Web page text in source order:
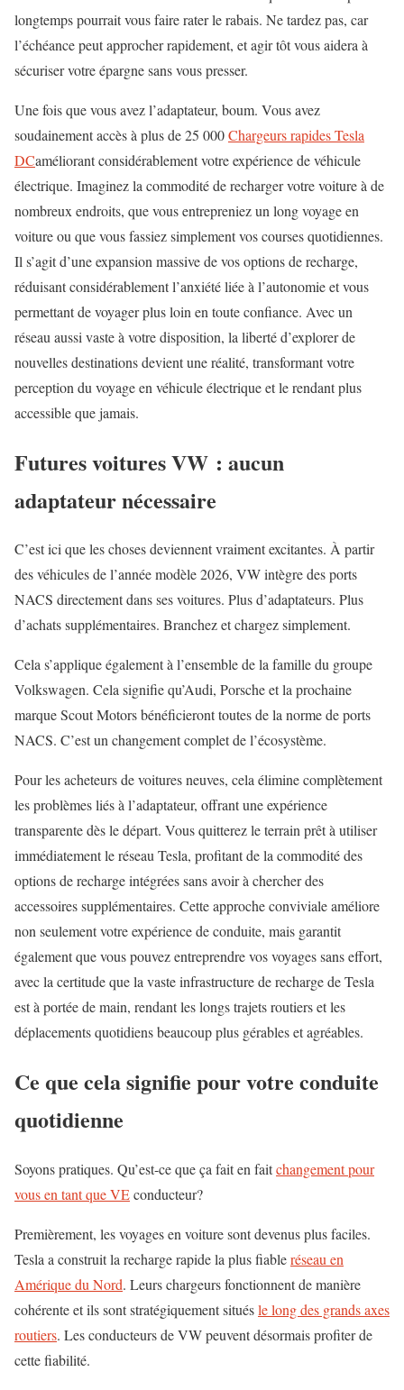
longtemps pourrait vous faire rater le rabais. Ne tardez pas, car
l’échéance peut approcher rapidement, et agir tôt vous aidera à
sécuriser votre épargne sans vous presser.
Une fois que vous avez l’adaptateur, boum. Vous avez
soudainement accès à plus de 25 000Chargeurs rapides Tesla
DCaméliorant considérablement votre expérience de véhicule
électrique. Imaginez la commodité de recharger votre voiture à de
nombreux endroits, que vous entrepreniez un long voyage en
voiture ou que vous fassiez simplement vos courses quotidiennes.
Il s’agit d’une expansion massive de vos options de recharge,
réduisant considérablement l’anxiété liée à l’autonomie et vous
permettant de voyager plus loin en toute confiance. Avec un
réseau aussi vaste à votre disposition, la liberté d’explorer de
nouvelles destinations devient une réalité, transformant votre
perception du voyage en véhicule électrique et le rendant plus
accessible que jamais.
Futures voitures VW : aucun
adaptateur nécessaire
C’est ici que les choses deviennent vraiment excitantes. À partir
des véhicules de l’année modèle 2026, VW intègre des ports
NACS directement dans ses voitures. Plus d’adaptateurs. Plus
d’achats supplémentaires. Branchez et chargez simplement.
Cela s’applique également à l’ensemble de la famille du groupe
Volkswagen. Cela signifie qu’Audi, Porsche et la prochaine
marque Scout Motors bénéficieront toutes de la norme de ports
NACS. C’est un changement complet de l’écosystème.
Pour les acheteurs de voitures neuves, cela élimine complètement
les problèmes liés à l’adaptateur, offrant une expérience
transparente dès le départ. Vous quitterez le terrain prêt à utiliser
immédiatement le réseau Tesla, profitant de la commodité des
options de recharge intégrées sans avoir à chercher des
accessoires supplémentaires. Cette approche conviviale améliore
non seulement votre expérience de conduite, mais garantit
également que vous pouvez entreprendre vos voyages sans effort,
avec la certitude que la vaste infrastructure de recharge de Tesla
est à portée de main, rendant les longs trajets routiers et les
déplacements quotidiens beaucoup plus gérables et agréables.
Ce que cela signifie pour votre conduite
quotidienne
Soyons pratiques. Qu’est-ce que ça fait en faitchangement pour
vous en tant que VEconducteur?
Premièrement, les voyages en voiture sont devenus plus faciles.
Tesla a construit la recharge rapide la plus fiableréseau en
Amérique du Nord. Leurs chargeurs fonctionnent de manière
cohérente et ils sont stratégiquement situésle long des grands axes
routiers. Les conducteurs de VW peuvent désormais profiter de
cette fiabilité.